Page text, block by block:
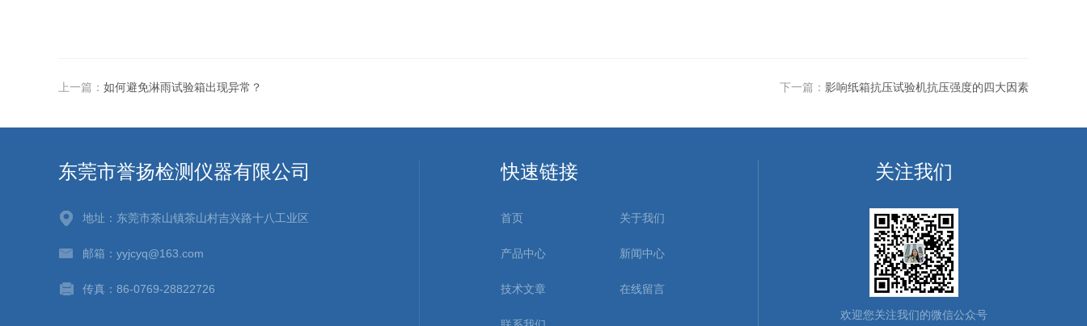
上一篇： 如何避免淋雨试验箱出现异常？ 下一篇： 影响纸箱抗压试验机抗压强度的四大因素
东莞市誉扬检测仪器有限公司
地址：东莞市茶山镇茶山村吉兴路十八工业区
邮箱：yyjcyq@163.com
传真：86-0769-28822726
快速链接
首页 关于我们
产品中心 新闻中心
技术文章 在线留言
关注我们
欢迎您关注我们的微信公众号